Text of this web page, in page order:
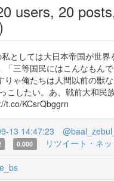
users, 20
としては大日本帝国が世界
「三等国民にはこんなもん
りゃ俺たちは人間以前の獣
こしたい。あ、戦前大和民
t.co/KCsrQbggrn
13 14:47:23
0.000 リツイート・ネ